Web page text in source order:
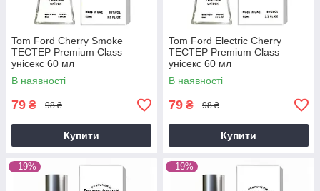
Tom Ford Cherry Smoke
ТЕСТЕР Premium Class
унісекс 60 мл
В наявності
79 ₴ 98 ₴
Купити
Tom Ford Electric Cherry
ТЕСТЕР Premium Class
унісекс 60 мл
В наявності
79 ₴ 98 ₴
Купити
–19% –19%